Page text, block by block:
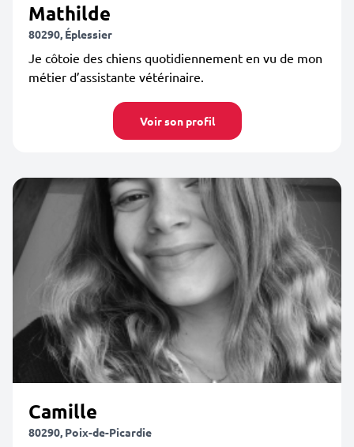
Mathilde
80290, Éplessier
Je côtoie des chiens quotidiennement en vu de mon
métier d’assistante vétérinaire.
Voir son profil
Camille
80290, Poix-de-Picardie